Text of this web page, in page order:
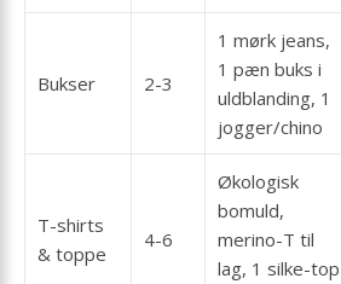
Bukser 2-3
1 mørk jeans,
1 pæn buks i
uldblanding, 1
jogger/chino
T-shirts
& toppe
4-6
Økologisk
bomuld,
merino-T til
lag, 1 silke-top